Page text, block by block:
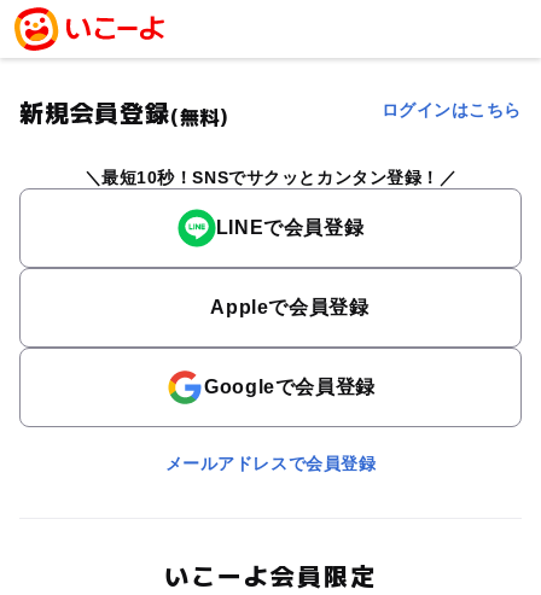
新規会員登録(無料) ログインはこちら
最短10秒！SNSでサクッとカンタン登録！
LINEで会員登録
Appleで会員登録
Googleで会員登録
メールアドレスで会員登録
いこーよ会員限定